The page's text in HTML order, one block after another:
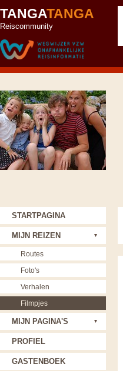
TANGATANGA
Reiscommunity
STARTPAGINA
MIJN REIZEN
Routes
Foto's
Verhalen
Filmpjes
MIJN PAGINA'S
PROFIEL
GASTENBOEK